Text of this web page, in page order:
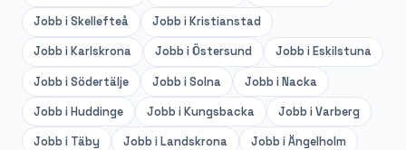
Jobb iSkellefteå Jobb iKristianstad
Jobb iKarlskrona Jobb iÖstersund Jobb iEskilstuna
Jobb iSödertälje Jobb iSolna Jobb iNacka
Jobb iHuddinge Jobb iKungsbacka Jobb iVarberg
Jobb i Täby Jobb iLandskrona Jobb iÄngelholm